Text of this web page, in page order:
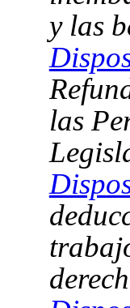
y las
las